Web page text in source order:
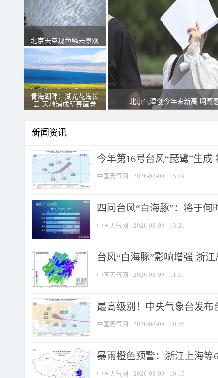
北京天空现鱼鳞云景观
青海湖畔：湖光花海长
云 天地铺成明亮画卷
北京气温创今年来新高 焖蒸
新闻资讯
今年第16号台风“琵鹭”生
中国天气网 2026-08-09 15:09
四问台风“白海豚”：将于
中国天气网 2026-08-09 13:21
台风“白海豚”影响增强 浙
中国天气网 2026-08-09 11:01
最高级别！中央气象台发布
中国天气网 2026-08-09 10:36
暴雨橙色预警：浙江上海等
中国天气网 2026-08-09 10:15